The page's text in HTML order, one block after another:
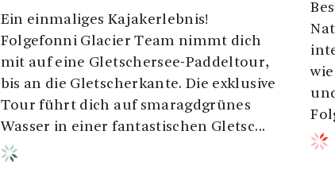
Ein einmaliges Kajakerlebnis!
Folgefonni Glacier Team nimmt dich
mit auf eine Gletschersee-Paddeltour,
bis an die Gletscherkante. Die exklusive
Tour führt dich auf smaragdgrünes
Wasser in einer fantastischen Gletsc...